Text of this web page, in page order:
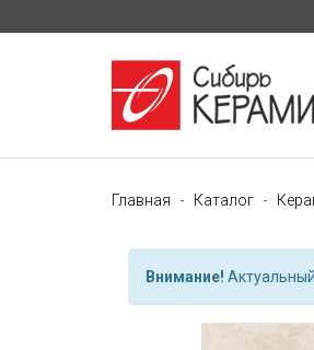
Главная Каталог
Внимание!